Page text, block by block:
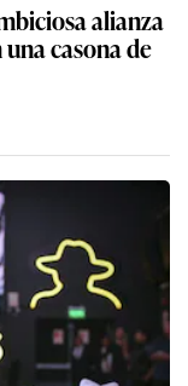
alianza
casona de